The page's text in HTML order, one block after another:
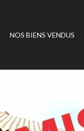
NOS BIENS VENDUS